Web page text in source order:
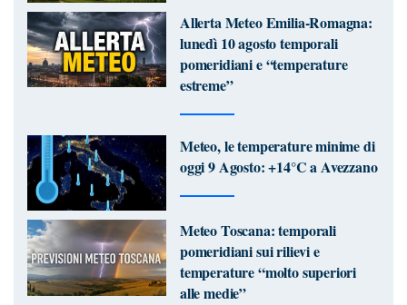
Allerta Meteo Emilia-Romagna:
lunedì 10 agosto temporali
pomeridiani e “temperature
estreme”
Meteo, le temperature minime di
oggi 9 Agosto: +14°C a Avezzano
Meteo Toscana: temporali
pomeridiani sui rilievi e
temperature “molto superiori
alle medie”